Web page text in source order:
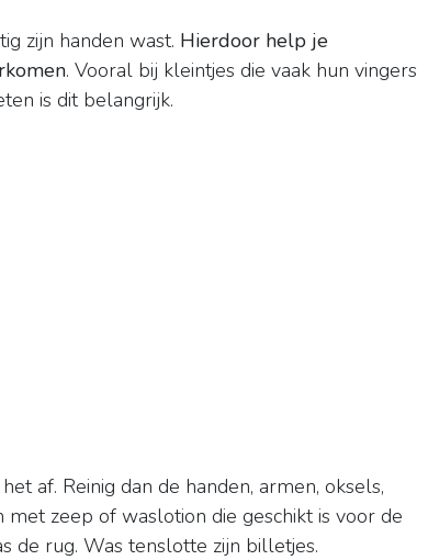
zijn handen wast. Hierdoor help je
. Vooral bij kleintjes die vaak hun vingers
is dit belangrijk.
af. Reinig dan de handen, armen, oksels,
zeep of waslotion die geschikt is voor de
de rug. Was tenslotte zijn billetjes.